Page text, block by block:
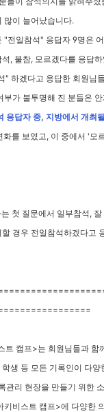
많이 늘어났습니다.
"전일참석" 응답자 9명은
, 불참, 모르겠다를 응답
" 하겠다고 응답한 회원님
부가 불투명해 진 분들은
응답자 중, 지방에서 개최
화를 보였고, 이 중에서 '모
첫 질문에서 일부참석,
경우 전일참석하겠다고
트 캠프>는 회원님들과 함
생 등 모든 기록인이 다양
관리 현장을 만들기 위한
키비스트 캠프>에 다양한